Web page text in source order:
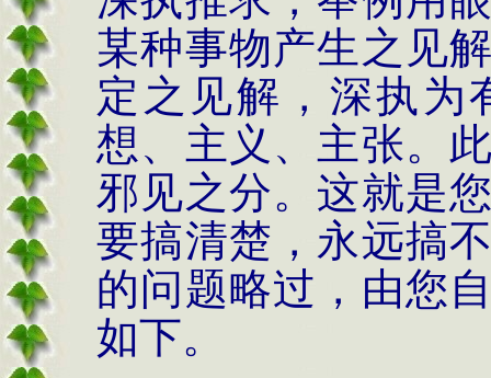
某种事物产生之见
定之见解，深执为
想、主义、主张。
邪见之分。这就是
要搞清楚，永远搞
的问题略过，由您
如下。